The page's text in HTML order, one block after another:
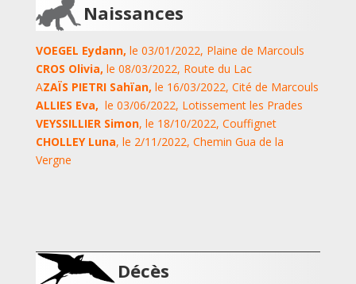
Naissances
VOEGEL Eydann, le 03/01/2022, Plaine de Marcouls
CROS Olivia, le 08/03/2022, Route du Lac
AZAÏS PIETRI Sahïan, le 16/03/2022, Cité de Marcouls
ALLIES Eva, le 03/06/2022, Lotissement les Prades
VEYSSILLIER Simon, le 18/10/2022, Couffignet
CHOLLEY Luna, le 2/11/2022, Chemin Gua de la
Vergne
Décès